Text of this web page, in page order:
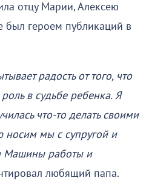
отцу Марии, Алексею
был героем публикаций в
радость от того, что
в судьбе ребенка. Я
что-то делать своими
носим мы с супругой и
Машины работы и
любящий папа.